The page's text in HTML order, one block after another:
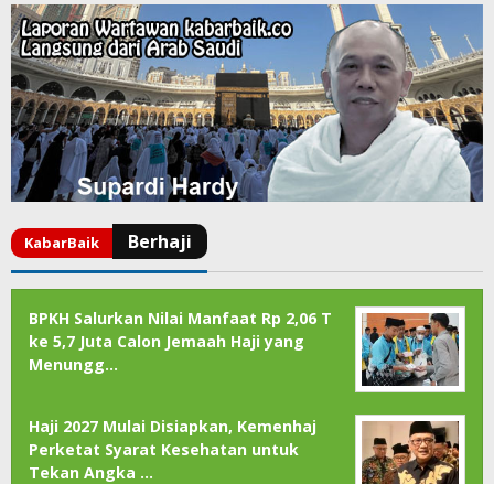
BPKH Salurkan Nilai Manfaat Rp 2,06 T
ke 5,7 Juta Calon Jemaah Haji yang
Menungg…
Haji 2027 Mulai Disiapkan, Kemenhaj
Perketat Syarat Kesehatan untuk
Tekan Angka …